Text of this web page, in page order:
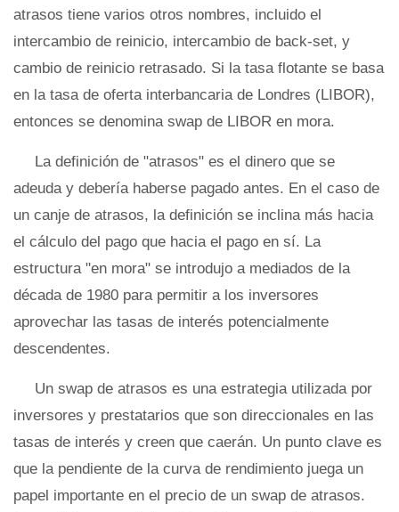
atrasos tiene varios otros nombres, incluido el
intercambio de reinicio, intercambio de back-set, y
cambio de reinicio retrasado. Si la tasa flotante se basa
en la tasa de oferta interbancaria de Londres (LIBOR),
entonces se denomina swap de LIBOR en mora.
La definición de "atrasos" es el dinero que se
adeuda y debería haberse pagado antes. En el caso de
un canje de atrasos, la definición se inclina más hacia
el cálculo del pago que hacia el pago en sí. La
estructura "en mora" se introdujo a mediados de la
década de 1980 para permitir a los inversores
aprovechar las tasas de interés potencialmente
descendentes.
Un swap de atrasos es una estrategia utilizada por
inversores y prestatarios que son direccionales en las
tasas de interés y creen que caerán. Un punto clave es
que la pendiente de la curva de rendimiento juega un
papel importante en el precio de un swap de atrasos.